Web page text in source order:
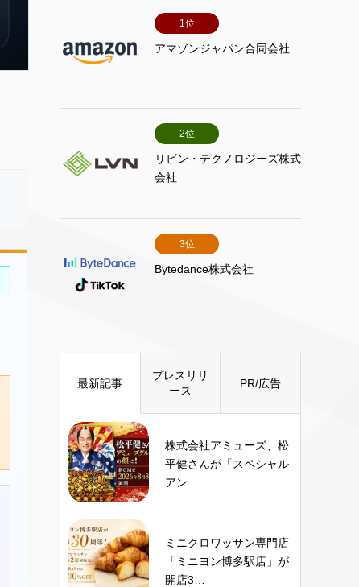
1位
アマゾンジャパン合同会社
2位
リビン・テクノロジーズ株式
会社
3位
Bytedance株式会社
最新記事
プレスリリ
ース
PR/広告
株式会社アミューズ、松
平健さんが「スペシャル
アン…
ミニクロワッサン専門店
「ミニヨン博多駅店」が
開店3…